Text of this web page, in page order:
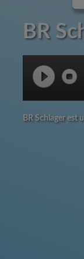
BR
BR Schlager est